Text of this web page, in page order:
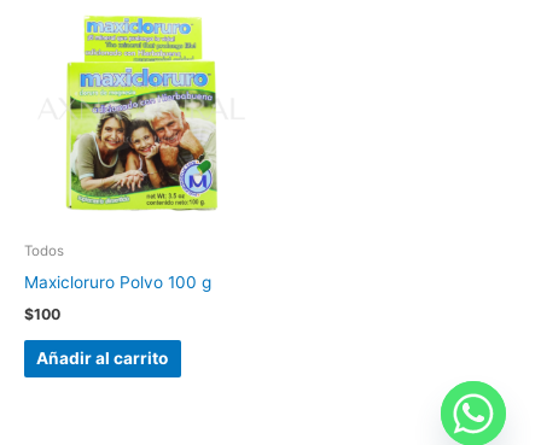
Todos
Maxicloruro Polvo 100 g
$100
Añadir al carrito